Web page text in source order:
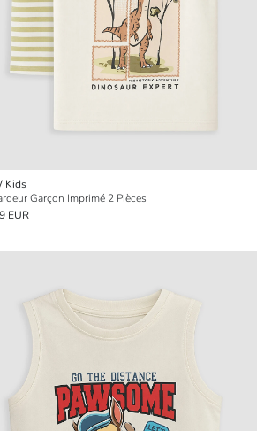
Kids
Garçon Imprimé 2 Pièces
EUR